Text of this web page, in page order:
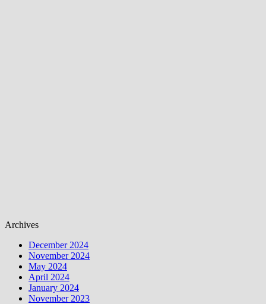
Archives
December 2024
November 2024
May 2024
April 2024
January 2024
November 2023